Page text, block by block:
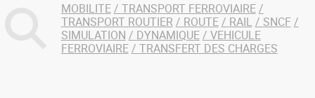
MOBILITE
TRANSPORT FERROVIAIRE
TRANSPORT ROUTIER
ROUTE RAIL
SNCF
SIMULATION
DYNAMIQUE
VEHICULE
FERROVIAIRE
TRANSFERT DES CHARGES